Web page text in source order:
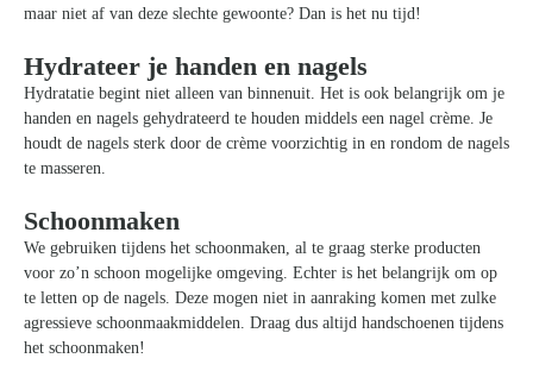
maar niet af van deze slechte gewoonte? Dan is het nu tijd!
Hydrateer je handen en nagels
Hydratatie begint niet alleen van binnenuit. Het is ook belangrijk om je
handen en nagels gehydrateerd te houden middels een nagel crème. Je
houdt de nagels sterk door de crème voorzichtig in en rondom de nagels
te masseren.
Schoonmaken
We gebruiken tijdens het schoonmaken, al te graag sterke producten
voor zo’n schoon mogelijke omgeving. Echter is het belangrijk om op
te letten op de nagels. Deze mogen niet in aanraking komen met zulke
agressieve schoonmaakmiddelen. Draag dus altijd handschoenen tijdens
het schoonmaken!